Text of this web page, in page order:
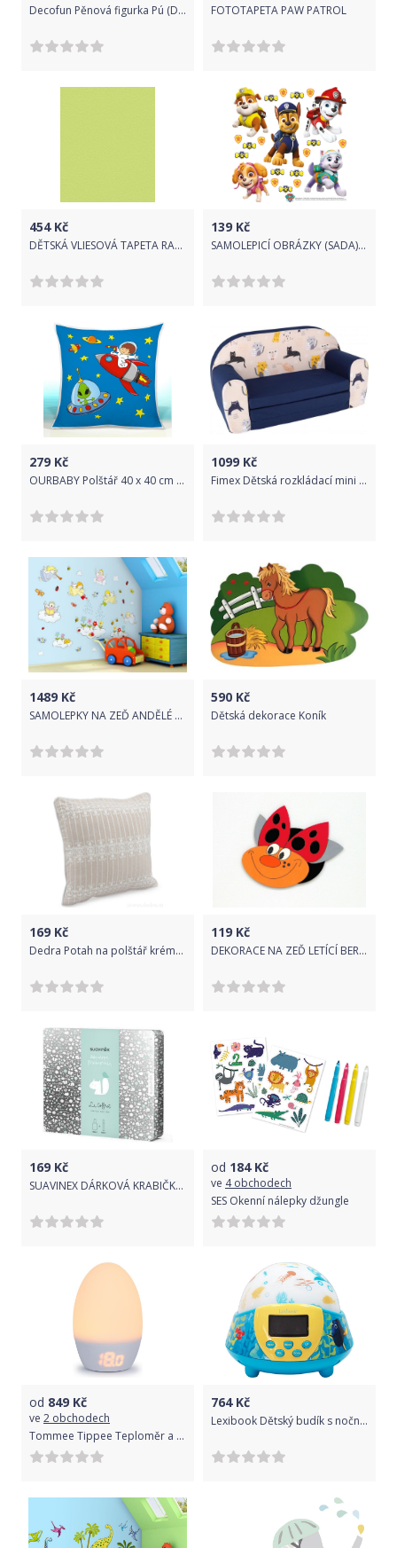
Decofun Pěnová figurka Pú (DEC23520) - do vyprodání zásob FOTOTAPETA PAW PATROL
454Kč
DĚTSKÁ VLIESOVÁ TAPETA RASCH KIDS & TEENS 469035
139 Kč
SAMOLEPICÍ OBRÁZKY (SADA) PAW PATROL
279 Kč
OURBABY Polštář 40 x 40 cm VESMÍR 02
1099 Kč
Fimex Dětská rozkládací mini pohovka Kočky
1489 Kč
SAMOLEPKY NA ZEĎ ANDĚLÉ 1,6 m2
590 Kč
Dětská dekorace Koník
169 Kč
Dedra Potah na polštář krémový s ornamentem 45 x 45 cm
119 Kč
DEKORACE NA ZEĎ LETÍCÍ BERUŠKA 20cm
169 Kč
SUAVINEX DÁRKOVÁ KRABIČKA PLECHOVÁ HRANATÁ MEMORIES
od 184Kč
ve 4 obchodech
SES Okenní nálepky džungle
od 849 Kč
ve 2 obchodech
Tommee Tippee Teploměr a noční světlo Gro Egg2
764Kč
Lexibook Dětský budík s nočním světelným projektorem Disney Dory